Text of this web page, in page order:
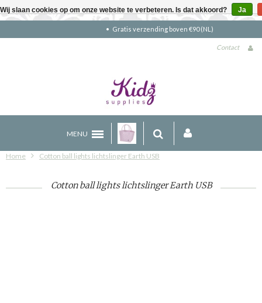
Gratis verzending boven €90 (NL)
Contact
MENU
Home Cotton ball lights lichtslinger Earth USB
Cotton ball lights lichtslinger Earth USB
Wij slaan cookies op om onze website te verbeteren. Is dat akkoord? Ja